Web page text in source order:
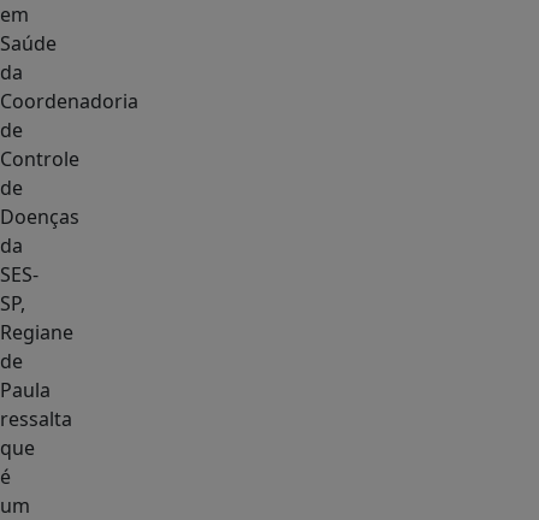
em
Saúde
da
Coordenadoria
de
Controle
de
Doenças
da
SES-
SP,
Regiane
de
Paula
ressalta
que
é
um